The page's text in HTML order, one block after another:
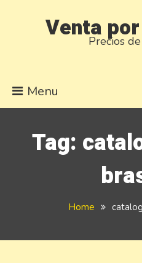
VentaPrecios
Menu
Tag:
Home